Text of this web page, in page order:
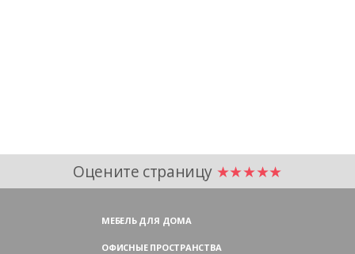
Оцените страницу ★★★★★
МЕБЕЛЬ ДЛЯ ДОМА
ОФИСНЫЕ ПРОСТРАНСТВА